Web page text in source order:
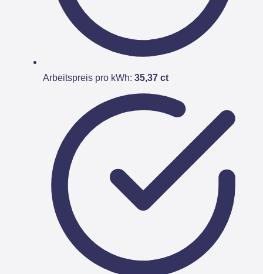
Arbeitspreis pro kWh: 35,37 ct